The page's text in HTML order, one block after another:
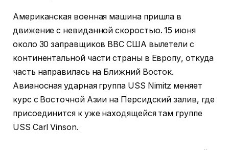
Американская военная машина пришла в
движение с невиданной скоростью. 15 июня
около 30 заправщиков ВВС США вылетели с
континентальной части страны в Европу, откуда
часть направилась на Ближний Восток.
Авианосная ударная группа USS Nimitz меняет
курс с Восточной Азии на Персидский залив, где
присоединится к уже находящейся там группе
USS Carl Vinson.